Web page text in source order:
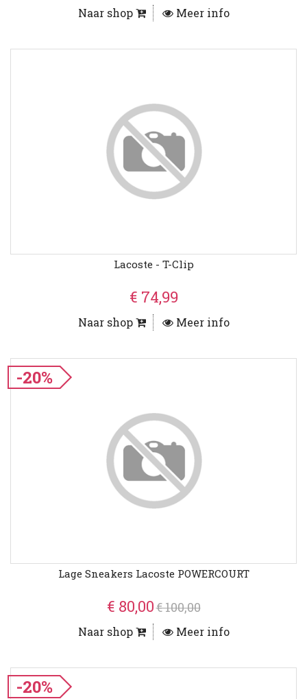
Naar shop Meer info
Lacoste - T-Clip
€ 74,99
Naar shop Meer info
-20%
Lage Sneakers Lacoste POWERCOURT
€ 80,00€ 100,00
Naar shop Meer info
-20%